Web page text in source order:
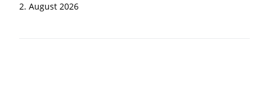
2. August 2026